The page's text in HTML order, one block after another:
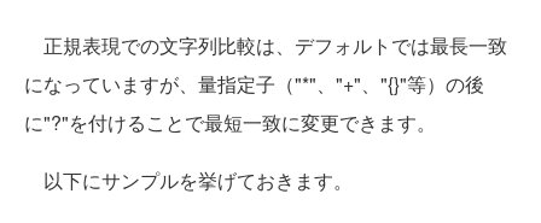
正規表現での文字列比較は、デフォルトでは最長一致
になっていますが、量指定子（"*"、"+"、"{}"等）の後
に"?"を付けることで最短一致に変更できます。
以下にサンプルを挙げておきます。